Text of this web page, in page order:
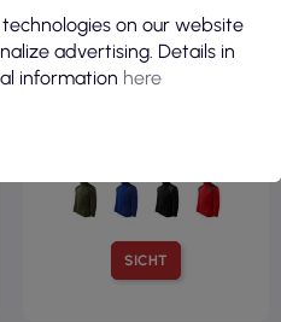
SICHT
verstärktem Fleece, Hi-Q 506
Black Rimeck
on our website
advertising. Details in
information here